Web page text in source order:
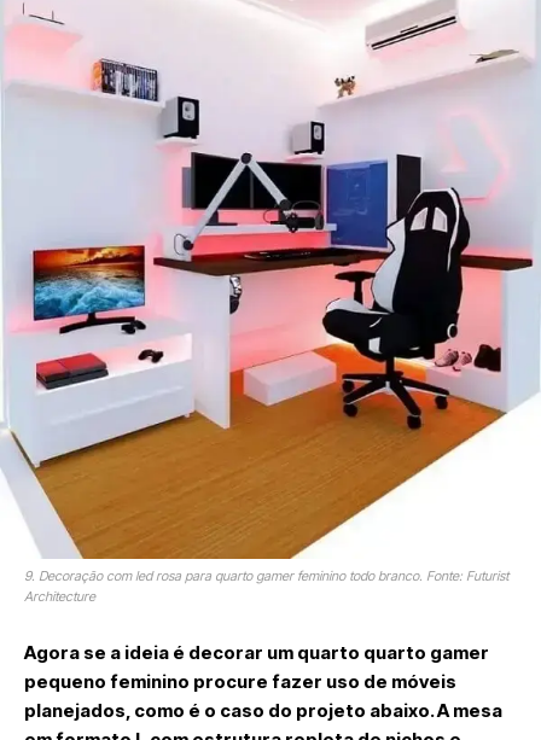
9. Decoração com led rosa para quarto gamer feminino todo branco. Fonte: Futurist
Architecture
Agora se a ideia é decorar um quarto quarto gamer
pequeno feminino procure fazer uso de móveis
planejados, como é o caso do projeto abaixo. A mesa